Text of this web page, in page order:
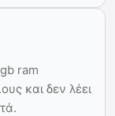
ram
και δεν λέει